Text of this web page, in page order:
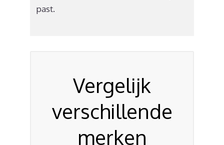
past.
Vergelijk
verschillende
merken